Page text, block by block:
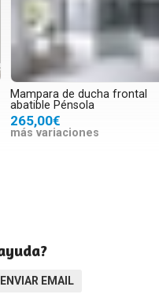
de ducha frontal
Pénsola
variaciones
ENVIAR EMAIL